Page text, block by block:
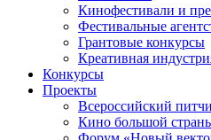
Кинофестивали и
Фестивальные
Грантовые конкурсы
Креативная
Конкурсы
Проекты
Всероссийский
Кино большой